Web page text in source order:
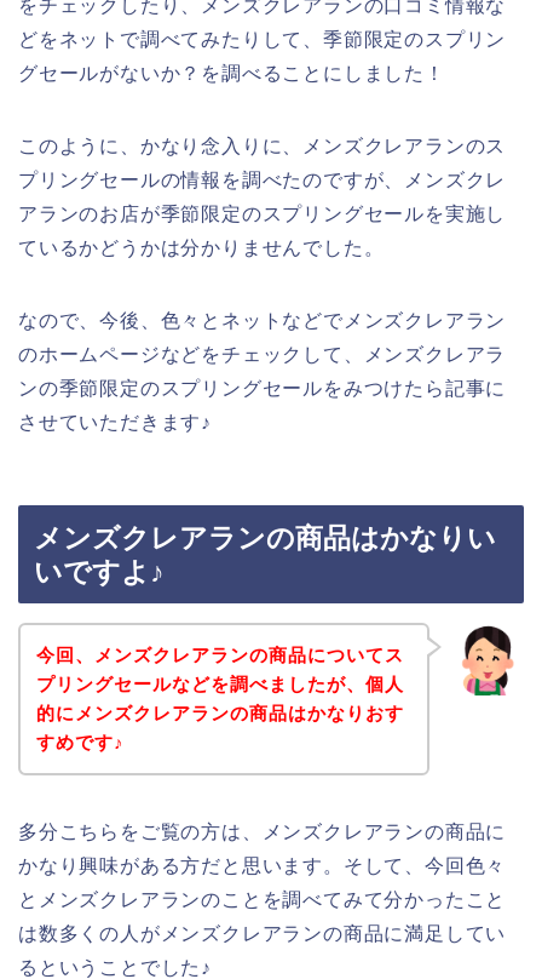
をチェックしたり、メンズクレアランの口コミ情報な
どをネットで調べてみたりして、季節限定のスプリン
グセールがないか？を調べることにしました！
このように、かなり念入りに、メンズクレアランのス
プリングセールの情報を調べたのですが、メンズクレ
アランのお店が季節限定のスプリングセールを実施し
ているかどうかは分かりませんでした。
なので、今後、色々とネットなどでメンズクレアラン
のホームページなどをチェックして、メンズクレアラ
ンの季節限定のスプリングセールをみつけたら記事に
させていただきます♪
メンズクレアランの商品はかなりい
いですよ♪
今回、メンズクレアランの商品についてス
プリングセールなどを調べましたが、個人
的にメンズクレアランの商品はかなりおす
すめです♪
多分こちらをご覧の方は、メンズクレアランの商品に
かなり興味がある方だと思います。そして、今回色々
とメンズクレアランのことを調べてみて分かったこと
は数多くの人がメンズクレアランの商品に満足してい
るということでした♪